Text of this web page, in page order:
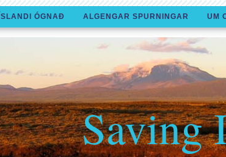
ÍSLANDI ÓGNAÐ ALGENGAR SPURNINGAR UM
Saving